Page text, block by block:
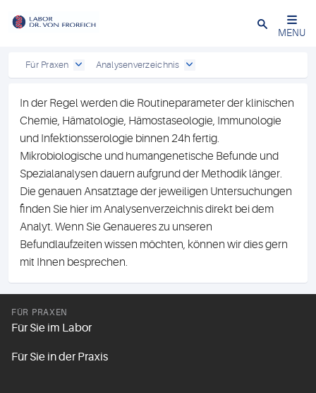
Close
MENU
Für Praxen Analysenverzeichnis
In der Regel werden die Routineparameter der klinischen
Chemie, Hämatologie, Hämostaseologie, Immunologie
und Infektionsserologie binnen 24h fertig.
Mikrobiologische und humangenetische Befunde und
Spezialanalysen dauern aufgrund der Methodik länger.
Die genauen Ansatztage der jeweiligen Untersuchungen
finden Sie hier im Analysenverzeichnis direkt bei dem
Analyt. Wenn Sie Genaueres zu unseren
Befundlaufzeiten wissen möchten, können wir dies gern
mit Ihnen besprechen.
FÜR PRAXEN
Für Sie im Labor
Für Sie in der Praxis